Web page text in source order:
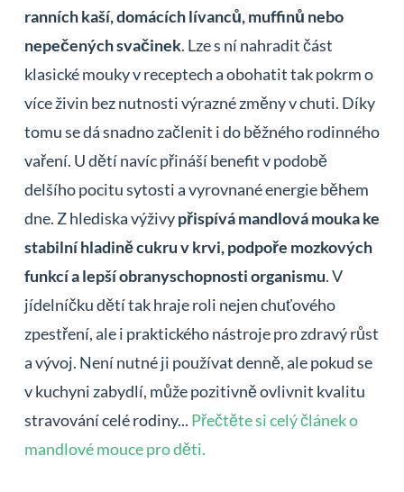
ranních kaší, domácích lívanců, muffinů nebo
nepečených svačinek. Lze s ní nahradit část
klasické mouky v receptech a obohatit tak pokrm o
více živin bez nutnosti výrazné změny v chuti. Díky
tomu se dá snadno začlenit i do běžného rodinného
vaření. U dětí navíc přináší benefit v podobě
delšího pocitu sytosti a vyrovnané energie během
dne. Z hlediska výživypřispívá mandlová mouka ke
stabilní hladině cukru v krvi, podpoře mozkových
funkcí a lepší obranyschopnosti organismu. V
jídelníčku dětí tak hraje roli nejen chuťového
zpestření, ale i praktického nástroje pro zdravý růst
a vývoj. Není nutné ji používat denně, ale pokud se
v kuchyni zabydlí, může pozitivně ovlivnit kvalitu
stravování celé rodiny... Přečtěte si celý článek o
mandlové mouce pro děti.